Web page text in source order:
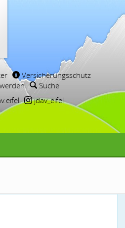
Versicherungsschutz
Suche
jdav_eifel